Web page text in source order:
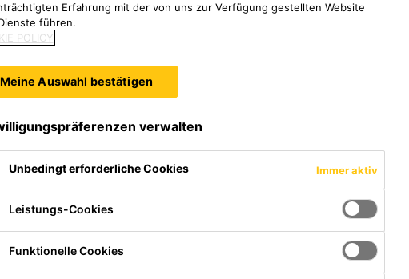
Haben Sie Fragen?
Bitte kontaktieren Sie uns.
Erfahrung mit der von uns zur Verfügung gestellten Website
führen.
POLICY
Meine Auswahl bestätigen
verwalten
Unbedingt erforderliche Cookies Immer aktiv
Leistungs-Cookies
Funktionelle Cookies